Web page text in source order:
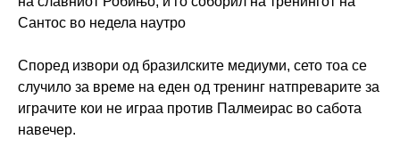
Сантос во недела наутро
Според извори од бразилските медиуми, сето тоа се
случило за време на еден од тренинг натпреварите за
играчите кои не играа против Палмеирас во сабота
навечер.